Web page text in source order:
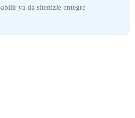
ya da sitenizle entegre